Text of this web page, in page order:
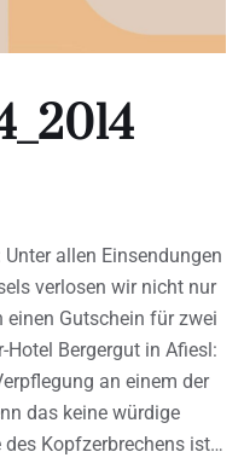
allen Einsendungen
verlosen wir nicht nur
einen Gutschein für zwei
Hotel Bergergut in Afiesl:
an einem der
das keine würdige
Kopfzerbrechens ist…